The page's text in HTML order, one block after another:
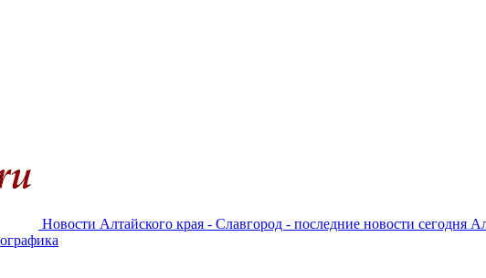
Новости Алтайского края - Славгород - последние новости сегодня